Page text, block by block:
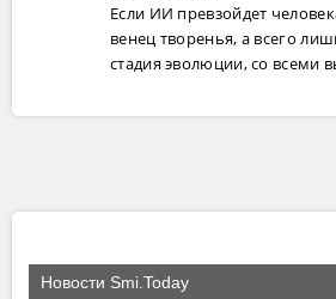
Если ИИ превзойдет
венец творенья, а всего
стадия эволюции, со всеми